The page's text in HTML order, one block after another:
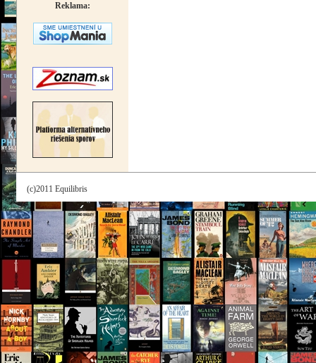
Reklama:
(c)2011 Equilibris